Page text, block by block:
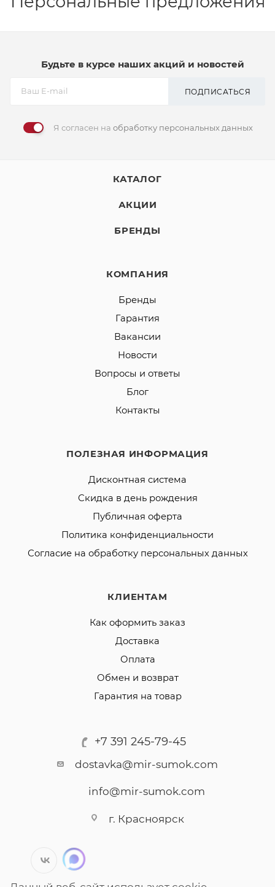
Будьте в курсе наших акций и новостей
ПОДПИСАТЬСЯ
Я согласен на обработку персональных данных
КАТАЛОГ
АКЦИИ
БРЕНДЫ
КОМПАНИЯ
Бренды
Гарантия
Вакансии
Новости
Вопросы и ответы
Блог
Контакты
ПОЛЕЗНАЯ ИНФОРМАЦИЯ
Дисконтная система
Скидка в день рождения
Публичная оферта
Политика конфиденциальности
Согласие на обработку персональных данных
КЛИЕНТАМ
Как оформить заказ
Доставка
Оплата
Обмен и возврат
Гарантия на товар
+7 391 245-79-45
dostavka@mir-sumok.com
info@mir-sumok.com
г. Красноярск